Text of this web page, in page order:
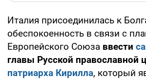
Италия присоединилась к
обеспокоенность в связи с
Европейского Союза ввести
главы Русской православной
патриарха Кирилла, который